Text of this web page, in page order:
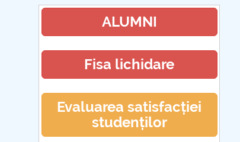
ALUMNI
Fisa lichidare
Evaluarea satisfacției
studenților